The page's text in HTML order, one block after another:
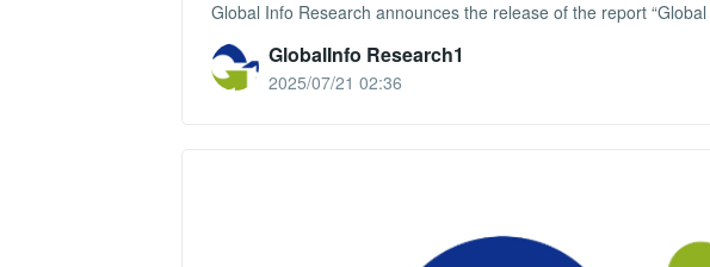
Global Info Research announces the release of the report
GlobalInfo Research1
2025/07/21 02:36